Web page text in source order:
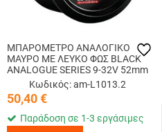
ΜΠΑΡΟΜΕΤΡΟ ΑΝΑΛΟΓΙΚΟ
ΜΑΥΡΟ ΜΕ ΛΕΥΚΟ ΦΩΣ BLACK
ANALOGUE SERIES 9-32V 52mm
Κωδικός: am-L1013.2
50,40€
Παράδοση σε 1-3 εργάσιμες